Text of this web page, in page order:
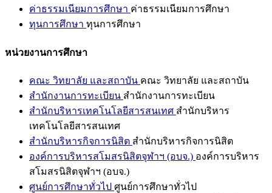
ค่าธรรมเนียมการศึกษา ค่าธรรมเนียมการศึกษา
ทุนการศึกษา ทุนการศึกษา
หน่วยงานการศึกษา
คณะ วิทยาลัย และสถาบัน คณะ วิทยาลัย และสถาบัน
สำนักงานการทะเบียน สำนักงานการทะเบียน
สำนักบริหารเทคโนโลยีสารสนเทศ สำนักบริหาร
เทคโนโลยีสารสนเทศ
สำนักบริหารกิจการนิสิต สำนักบริหารกิจการนิสิต
องค์การบริหารสโมสรนิสิตจุฬาฯ (อบจ.) องค์การบริหาร
สโมสรนิสิตจุฬาฯ (อบจ.)
ศูนย์การศึกษาทั่วไป ศูนย์การศึกษาทั่วไป